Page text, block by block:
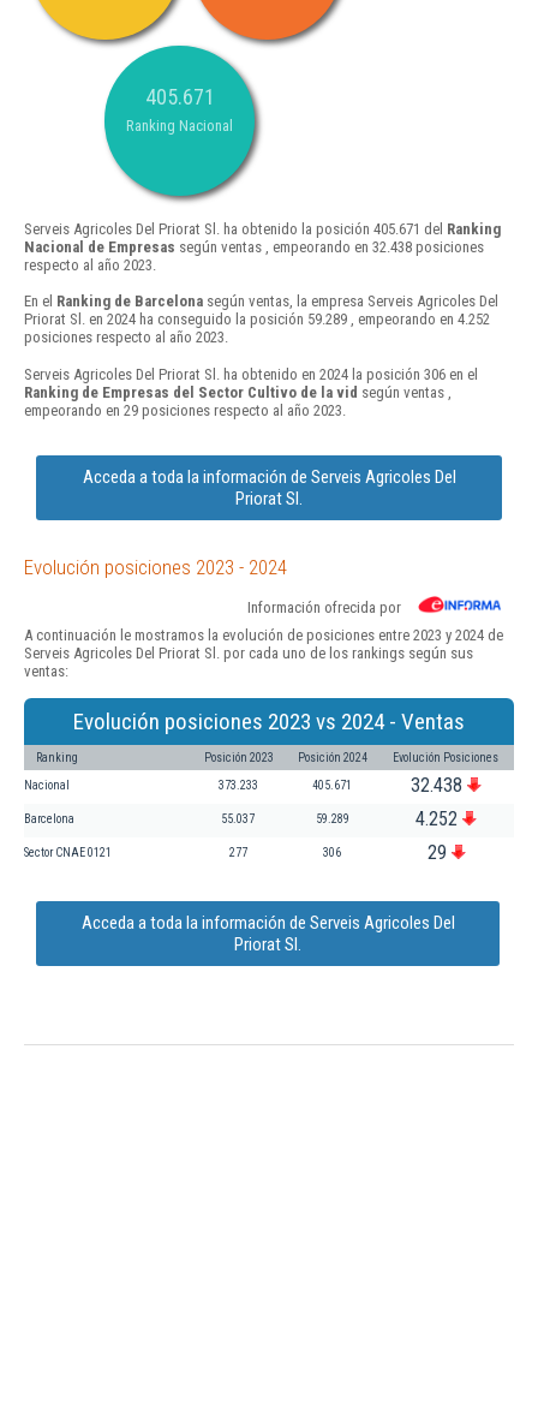
405.671
Ranking Nacional
Serveis Agricoles Del Priorat Sl. ha obtenido la posición 405.671 del Ranking
Nacional de Empresas según ventas , empeorando en 32.438 posiciones
respecto al año 2023.
En el Ranking de Barcelona según ventas, la empresa Serveis Agricoles Del
Priorat Sl. en 2024 ha conseguido la posición 59.289 , empeorando en 4.252
posiciones respecto al año 2023.
Serveis Agricoles Del Priorat Sl. ha obtenido en 2024 la posición 306 en el
Ranking de Empresas del Sector Cultivo de la vid según ventas ,
empeorando en 29 posiciones respecto al año 2023.
Acceda a toda la información de Serveis Agricoles Del
Priorat Sl.
Evolución posiciones 2023 - 2024
Información ofrecida por
A continuación le mostramos la evolución de posiciones entre 2023 y 2024 de
Serveis Agricoles Del Priorat Sl. por cada uno de los rankings según sus
ventas:
Evolución posiciones 2023 vs 2024 - Ventas
Ranking Posición 2023 Posición 2024 Evolución Posiciones
Nacional 373.233 405.671 32.438
Barcelona 55.037 59.289 4.252
Sector CNAE 0121 277 306 29
Acceda a toda la información de Serveis Agricoles Del
Priorat Sl.